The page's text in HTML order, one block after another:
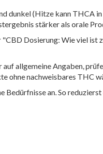
dunkel (Hitze kann THCA
stärker als orale
Dosierung: Wie viel ist
allgemeine Angaben,
ohne nachweisbares THC
Bedürfnisse an. So